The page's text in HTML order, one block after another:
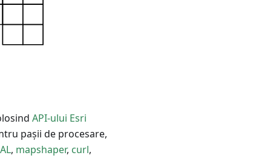
API-ului Esri
pașii de procesare,
, mapshaper, curl,